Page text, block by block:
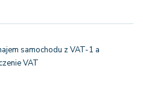
samochodu z VAT-1 a
VAT